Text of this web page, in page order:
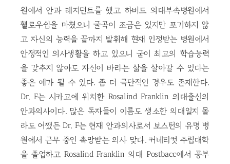
원에서 안과 레지던트를 했고 하버드 의대부속병원에서
휄로우쉽을 마쳤으니 굴곡이 조금은 있지만 포기하지 않
고 자신의 능력을 끝까지 발휘해 현재 인정받는 병원에서
안정적인 의사생활을 하고 있으니 굳이 최고의 학습능력
을 갖추지 않아도 자신이 바라는 삶을 살아갈 수 있다는
좋은 예가 될 수 있다. 좀 더 극단적인 경우도 존재한다.
Dr. F는 시카고에 위치한 Rosalind Franklin 의대출신의
안과의사이다. 많은 독자들이 이름도 생소한 의대일지 몰
라도 어쨌든 Dr. F는 현재 안과의사로서 보스턴의 유명 병
원에서 근무 중인 촉망받는 의사 맞다. 커네티컷 주립대학
을 졸업하고 Rosalind Franklin 의대 Postbacc에서 공부